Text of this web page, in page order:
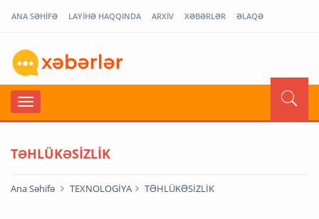
ANA SƏHİFƏ LAYİHƏ HAQQINDA ARXİV XƏBƏRLƏR ƏLAQƏ
TƏHLÜKƏSİZLİK
Ana Səhifə TEXNOLOGİYA TƏHLÜKƏSİZLİK